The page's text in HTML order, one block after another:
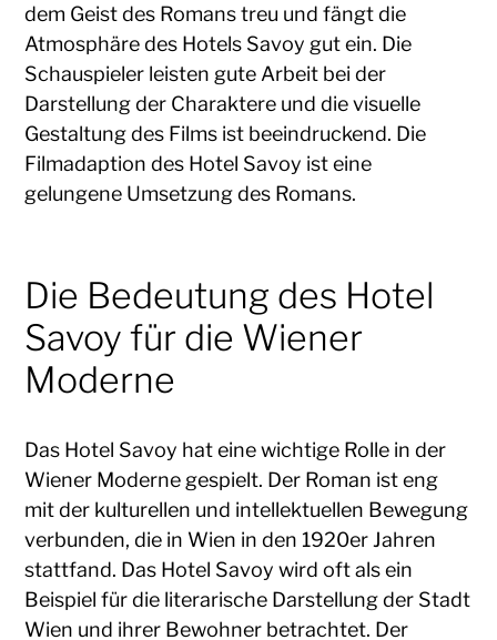
dem Geist des Romans treu und fängt die
Atmosphäre des Hotels Savoy gut ein. Die
Schauspieler leisten gute Arbeit bei der
Darstellung der Charaktere und die visuelle
Gestaltung des Films ist beeindruckend. Die
Filmadaption des Hotel Savoy ist eine
gelungene Umsetzung des Romans.
Die Bedeutung des Hotel
Savoy für die Wiener
Moderne
Das Hotel Savoy hat eine wichtige Rolle in der
Wiener Moderne gespielt. Der Roman ist eng
mit der kulturellen und intellektuellen Bewegung
verbunden, die in Wien in den 1920er Jahren
stattfand. Das Hotel Savoy wird oft als ein
Beispiel für die literarische Darstellung der Stadt
Wien und ihrer Bewohner betrachtet. Der